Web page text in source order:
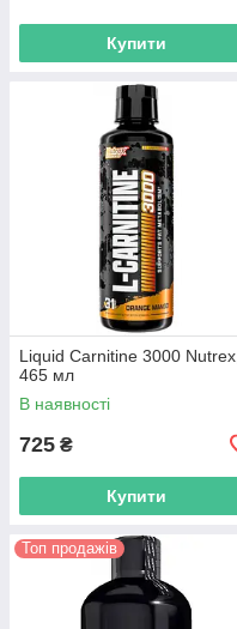
Купити
Liquid Carnitine 3000 Nutrex,
465 мл
В наявності
725 ₴
Купити
Топ продажів